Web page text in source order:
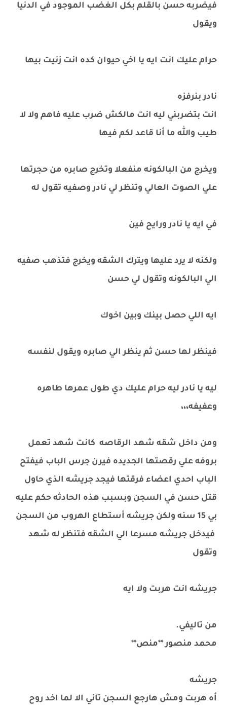
فيضربه حسن بالقلم بكل الغضب الموجود في الدنيا
ويقول
حرام عليك انت ايه يا اخي حيوان كده انت زنيت بيها
نادر بنرفزه
انت بتضربني ليه انت مالكش ضرب عليه فاهم ولا لا
طيب والله ما أنا قاعد لكم فيها
ويخرج من البالكونه منفعلا وتخرج صابره من حجرتها
علي الصوت العالي وتنظر لي نادر وصفيه تقول له
في ايه يا نادر ورايح فين
ولكنه لا يرد عليها ويترك الشقه ويخرج فتذهب صفيه
الي البالكونه وتقول لي حسن
ايه اللي حصل بينك وبين اخوك
فينظر لها حسن ثم ينظر الي صابره ويقول لنفسه
ليه يا نادر ليه حرام عليك دي طول عمرها طاهره
وعفيفه،،،
ومن داخل شقه شهد الرقاصه كانت شهد تعمل
بروفه علي رقصتها الجديده فيرن جرس الباب فيفتح
الباب احدي اعضاء فرقتها فيجد جريشه الذي حاول
قتل حسن في السجن وبسبب هذه الحادثه حكم عليه
بي 15 سنه ولكن جريشه أستطاع الهروب من السجن
فيدخل جريشه مسرعا الي الشقه فتنظر له شهد
وتقول
جريشه انت هربت ولا ايه
من تاليفي.
محمد منصور **منص**
جريشه
أه هربت ومش هارجع السجن تاني الا لما اخد روح